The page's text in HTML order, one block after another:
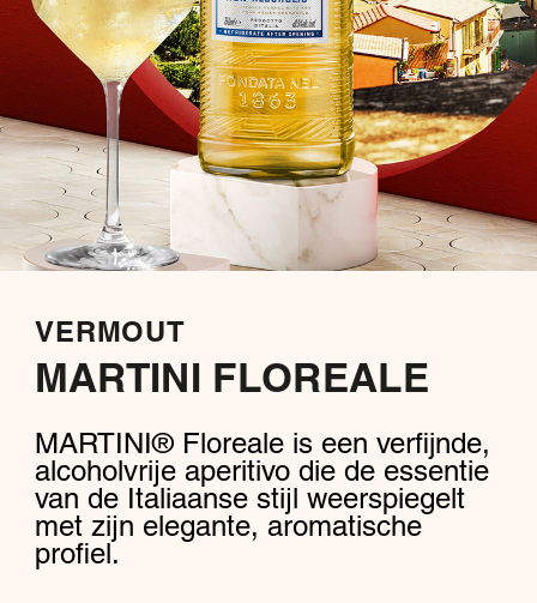
VERMOUT
MARTINI FLOREALE
MARTINI® Floreale is een verfijnde,
alcoholvrije aperitivo die de essentie
van de Italiaanse stijl weerspiegelt
met zijn elegante, aromatische
profiel.